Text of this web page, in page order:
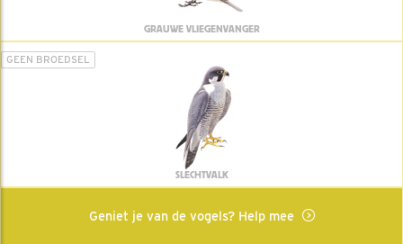
GRAUWE VLIEGENVANGER
GEEN BROEDSEL
SLECHTVALK
Geniet je van de vogels? Help mee